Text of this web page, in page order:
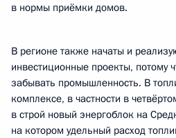
в нормы приёмки домов.
В регионе также начаты и
инвестиционные проекты, потому
забывать промышленность. В
комплексе, в частности в
в строй новый энергоблок на
на котором удельный расход